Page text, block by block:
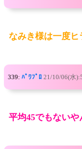
なみき様は一度ヒ
339: ﾊﾟﾜﾌﾟﾛ 21/10/06(水
平均45でもないや